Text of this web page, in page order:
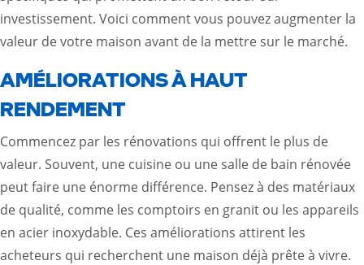
investissement. Voici comment vous pouvez augmenter la
valeur de votre maison avant de la mettre sur le marché.
AMÉLIORATIONS À HAUT
RENDEMENT
Commencez par les rénovations qui offrent le plus de
valeur. Souvent, une cuisine ou une salle de bain rénovée
peut faire une énorme différence. Pensez à des matériaux
de qualité, comme les comptoirs en granit ou les appareils
en acier inoxydable. Ces améliorations attirent les
acheteurs qui recherchent une maison déjà prête à vivre.